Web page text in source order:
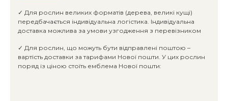
✓ Для рослин великих форматів (дерева, великі кущі)
передбачається індивідуальна логістика. Індивідуальна
доставка можлива за умови узгодження з перевізником
✓ Для рослин, що можуть бути відправлені поштою –
вартість доставки за тарифами Нової пошти. У цих рослин
поряд із ціною стоїть емблема Нової пошти: